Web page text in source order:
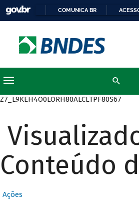
COMUNICA BR
Z7_L9KEH4O0LORH80ALCLTPF80S67
Conteúdo
Ações